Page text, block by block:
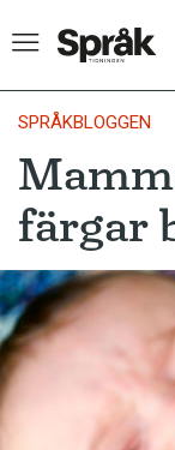
Hem
Artiklar
Krönikor
Språkfrågor
SPRÅKBLOGGEN
färgar